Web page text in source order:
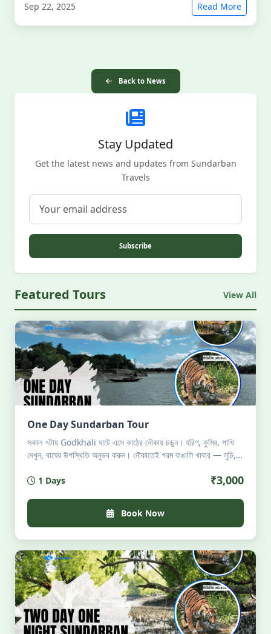
Sep 22, 2025 Read More
Back to News
Stay Updated
Get the latest news and updates from Sundarban
Travels
Subscribe
Featured Tours View All
One Day Sundarban Tour
সকাল ৭টায় Godkhali ঘাটে এসে কাঠের নৌকায় চড়ুন। হরিণ, কুমির, পাখি
দেখুন, বাঘের উপস্থিতি অনুভব করুন। নৌকাতেই গরম বাঙালি খাবার — লুচি,
অন্তর্ভুক্ত। সর্বোচ্চ ৮ জন। শুধু প্রকৃতি, শান্তি ও অভিজ্ঞতা।
1 Days ₹3,000
Book Now